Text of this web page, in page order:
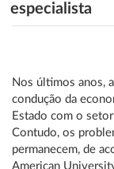
especialista
Nos últimos anos,
condução da
Estado com o
Contudo, os
permanecem, de
American